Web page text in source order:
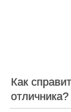
Как
отличника?